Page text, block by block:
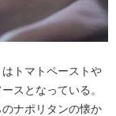
トマトペーストや
スとなっている。
ナポリタンの懐か